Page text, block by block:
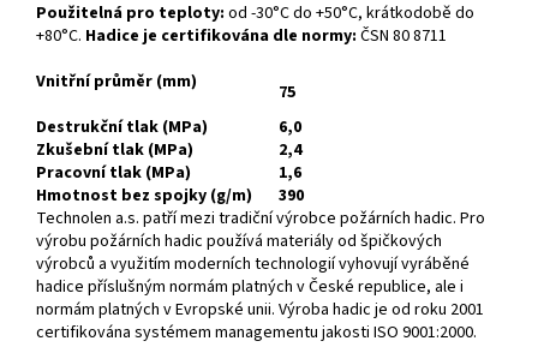
Použitelná pro teploty: od -30°C do +50°C, krátkodobě do
+80°C. Hadice je certifikována dle normy: ČSN 80 8711
Vnitřní průměr (mm)
75
Destrukční tlak (MPa)
6,0
Zkušební tlak (MPa)
2,4
Pracovní tlak (MPa)
1,6
Hmotnost bez spojky (g/m)
390
Technolen a.s. patří mezi tradiční výrobce požárních hadic. Pro
výrobu požárních hadic používá materiály od špičkových
výrobců a využitím moderních technologií vyhovují vyráběné
hadice příslušným normám platných v České republice, ale i
normám platných v Evropské unii. Výroba hadic je od roku 2001
certifikována systémem managementu jakosti ISO 9001:2000.